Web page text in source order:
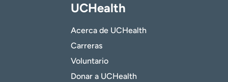
UCHealth
Acerca de UCHealth
Carreras
Voluntario
Donar a UCHealth